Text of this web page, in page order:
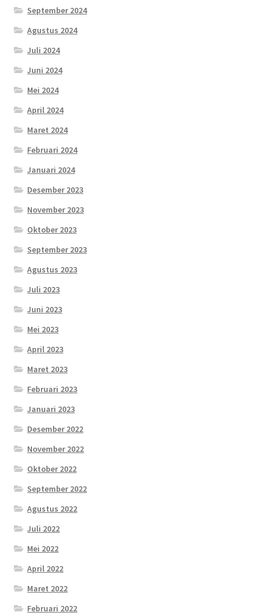
September 2024
Agustus 2024
Juli 2024
Juni 2024
Mei 2024
April 2024
Maret 2024
Februari 2024
Januari 2024
Desember 2023
November 2023
Oktober 2023
September 2023
Agustus 2023
Juli 2023
Juni 2023
Mei 2023
April 2023
Maret 2023
Februari 2023
Januari 2023
Desember 2022
November 2022
Oktober 2022
September 2022
Agustus 2022
Juli 2022
Mei 2022
April 2022
Maret 2022
Februari 2022